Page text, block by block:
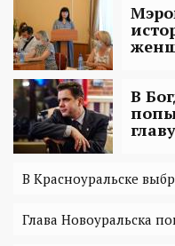
В
главу‍
В Красноуральске
Глава Новоуральска